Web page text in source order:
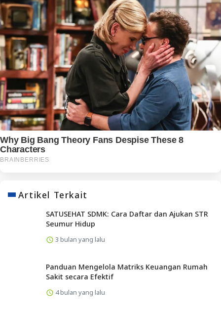
Artikel Terkait
SATUSEHAT SDMK: Cara Daftar dan Ajukan STR
Seumur Hidup
3 bulan yang lalu
Panduan Mengelola Matriks Keuangan Rumah
Sakit secara Efektif
4 bulan yang lalu